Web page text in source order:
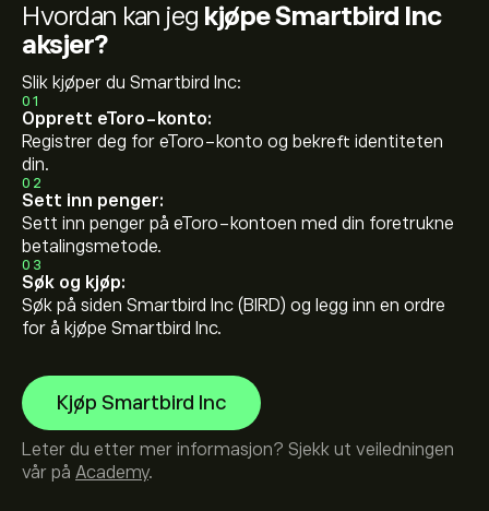
Hvordan kan jeg kjøpe Smartbird Inc
aksjer?
Slik kjøper du Smartbird Inc:
01
Opprett eToro-konto:
Registrer deg for eToro-konto og bekreft identiteten
din.
02
Sett inn penger:
Sett inn penger på eToro-kontoen med din foretrukne
betalingsmetode.
03
Søk og kjøp:
Søk på siden Smartbird Inc (BIRD) og legg inn en ordre
for å kjøpe Smartbird Inc.
Kjøp Smartbird Inc
Leter du etter mer informasjon? Sjekk ut veiledningen
vår på Academy.